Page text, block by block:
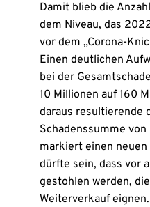
Damit blieb die
dem Niveau, das
vor dem „Corona-
Einen deutlichen
bei der
10 Millionen auf 160
daraus resultierende
Schadenssumme von
markiert einen
dürfte sein, dass vor
gestohlen werden,
Weiterverkauf